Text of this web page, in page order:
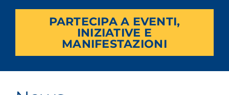
PARTECIPA A EVENTI,
INIZIATIVE E
MANIFESTAZIONI